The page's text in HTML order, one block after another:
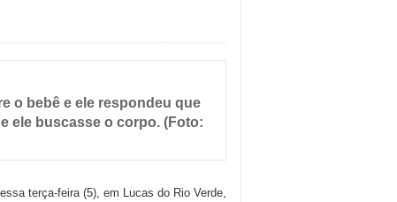
em 2026
grande público
Sapé
o bebê e ele respondeu que
ele buscasse o corpo. (Foto:
terça-feira (5), em Lucas do Rio Verde,